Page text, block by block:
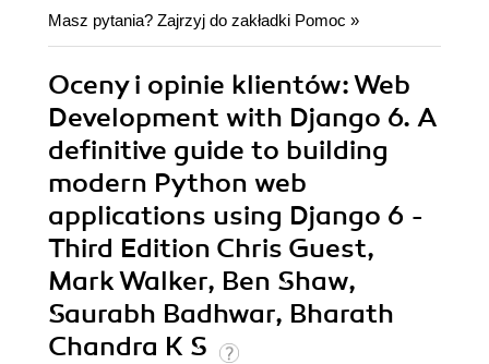
Masz pytania? Zajrzyj do zakładki Pomoc »
Oceny i opinie klientów: Web
Development with Django 6. A
definitive guide to building
modern Python web
applications using Django 6 -
Third Edition Chris Guest,
Mark Walker, Ben Shaw,
Saurabh Badhwar, Bharath
Chandra K S